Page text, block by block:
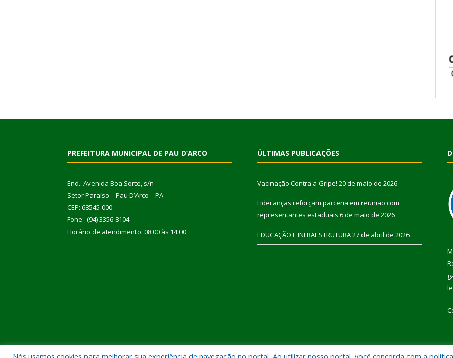
PREFEITURA MUNICIPAL DE PAU D’ARCO
End.: Avenida Boa Sorte, s/n
Setor Paraíso – Pau D’Arco – PA
CEP: 68545-000
Fone: (94) 3356-8104
Horário de atendimento: 08:00 às 14:00
ÚLTIMAS PUBLICAÇÕES
Vacinação Contra a Gripe! 20 de maio de 2026
Lideranças reforçam parceria em reunião com
representantes estaduais 6 de maio de 2026
EDUCAÇÃO E INFRAESTRUTURA27 de abril de 2026